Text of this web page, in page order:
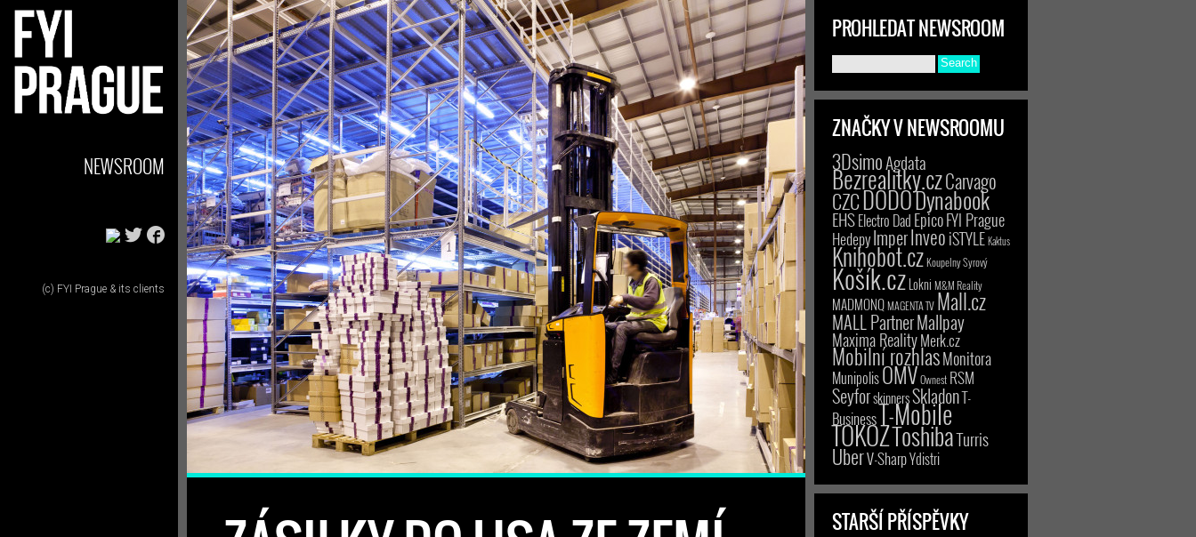
NEWSROOM
(c) FYI Prague & its clients
PROHLEDAT NEWSROOM
ZNAČKY V NEWSROOMU
3DsimoAgdata
Bezrealitky.czCarvago
CZCDODODynabook
EHSElectro Dad EpicoFYI Prague
HedepyImperInveoiSTYLEKaktus
Knihobot.czKoupelny Syrový
Košík.czLokni M&M Reality
MADMONQMAGENTA TV Mall.cz
MALL PartnerMallpay
Maxima RealityMerk.cz
Mobilní rozhlasMonitora
MunipolisOMVOwnest RSM
SeyforskinnersSkladonT-
BusinessT-Mobile
TOKOZToshibaTurris
UberV-SharpYdistri
STARŠÍ PŘÍSPĚVKY